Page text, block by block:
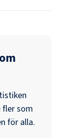
som
för alla.